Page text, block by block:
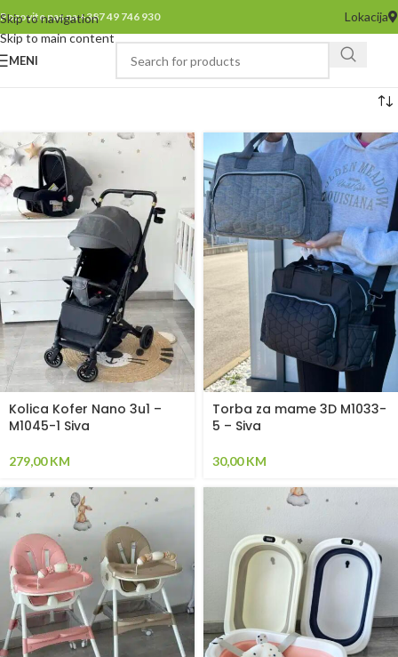
Skip to navigation
Skip to main content
Pozovite nas na +387 49 746 930 Lokacija
MENI
Kolica Kofer Nano 3u1 –
M1045-1 Siva
279,00KM
Torba za mame 3D M1033-
5 – Siva
30,00KM